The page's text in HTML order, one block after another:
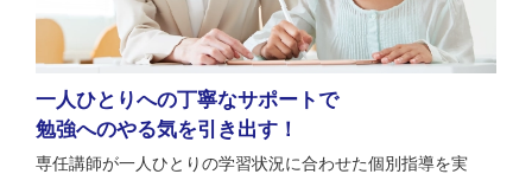
一人ひとりへの丁寧なサポートで
勉強へのやる気を引き出す！
専任講師が一人ひとりの学習状況に合わせた個別指導を実